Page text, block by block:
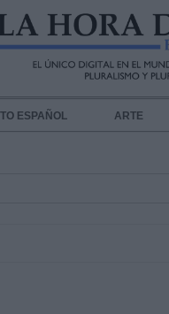
ESPAÑOL ARTE